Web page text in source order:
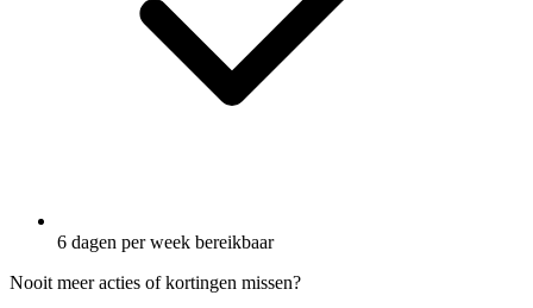
6 dagen per week bereikbaar
Nooit meer acties of kortingen missen?